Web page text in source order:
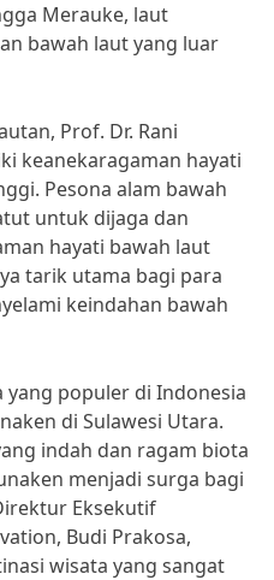
Merauke, laut
bawah laut yang luar
Prof. Dr. Rani
keanekaragaman hayati
Pesona alam bawah
untuk dijaga dan
hayati bawah laut
tarik utama bagi para
keindahan bawah
yang populer di Indonesia
di Sulawesi Utara.
indah dan ragam biota
menjadi surga bagi
Eksekutif
Budi Prakosa,
wisata yang sangat